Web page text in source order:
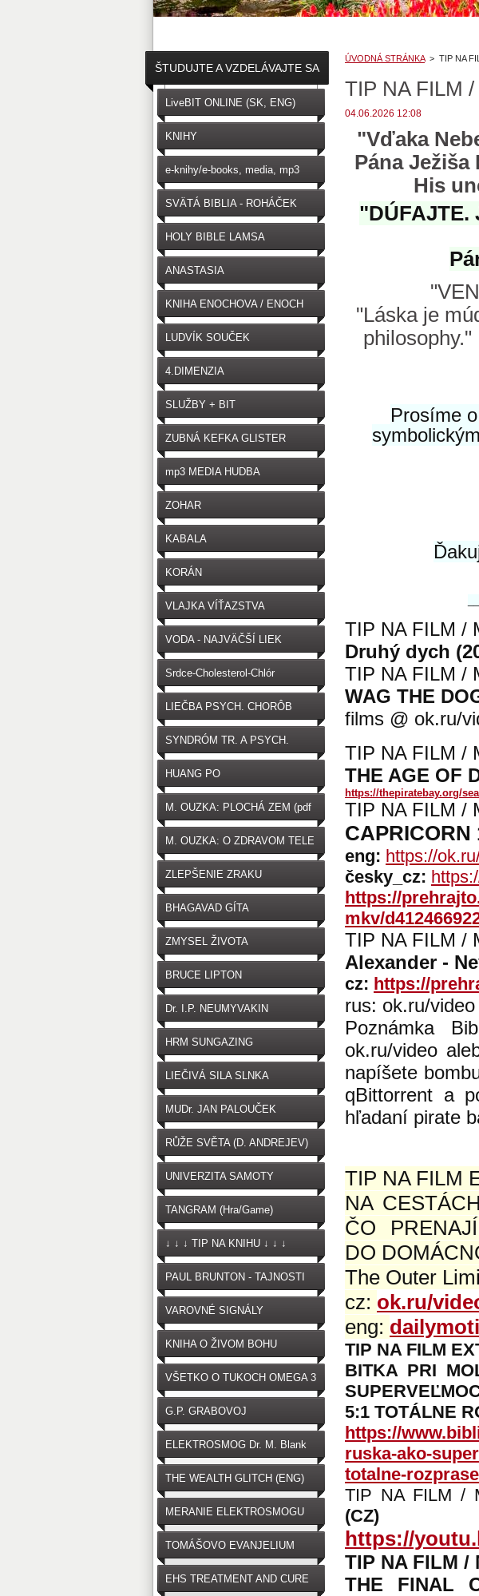
ÚVODNÁ STRÁNKA > TIP NA
TIP NA FILM
04.06.2026 12:08
"Vďaka
Pána
His
"DÚFAJTE.
"Láska je
Prosíme
symbolickým
TIP NA FILM /
Druhý dych
TIP NA FILM /
WAG THE
films @ ok.ru/
TIP NA FILM /
THE AGE OF
https://thepiratebay.org/
TIP NA FILM /
CAPRICORN
eng: https://
česky_cz:
https://
mkv/
TIP NA FILM /
Alexander -
cz: https://
rus: ok.ru/video
Poznámka
ok.ru/video
napíšete
qBittorrent a
hľadaní pirate
TIP NA FILM
NA
ČO
DO
The Outer
cz: ok.ru/
eng:
TIP NA FILM
BITKA PRI
5:1 TOTÁLNE
https://
ruska-ako-
totalne-
TIP NA FILM /
(CZ)
https://
TIP NA FILM /
THE FINAL
ŠTUDUJTE A VZDELÁVAJTE SA
LiveBIT ONLINE (SK, ENG)
KNIHY
e-knihy/e-books, media, mp3
SVÄTÁ BIBLIA - ROHÁČEK
(SK)
HOLY BIBLE LAMSA
(ENGLISH)
ANASTASIA
KNIHA ENOCHOVA / ENOCH
LUDVÍK SOUČEK
4.DIMENZIA
SLUŽBY + BIT
ZUBNÁ KEFKA GLISTER
mp3 MEDIA HUDBA
ZOHAR
KABALA
KORÁN
VLAJKA VÍŤAZSTVA
VODA - NAJVÄČŠÍ LIEK
Srdce-Cholesterol-Chlór
LIEČBA PSYCH. CHORÔB
SYNDRÓM TR. A PSYCH.
HUANG PO
M. OUZKA: PLOCHÁ ZEM (pdf
zdarma na stiahnutie)
M. OUZKA: O ZDRAVOM TELE
ZLEPŠENIE ZRAKU
BHAGAVAD GÍTA
ZMYSEL ŽIVOTA
BRUCE LIPTON
Dr. I.P. NEUMYVAKIN
HRM SUNGAZING
LIEČIVÁ SILA SLNKA
MUDr. JAN PALOUČEK
RŮŽE SVĚTA (D. ANDREJEV)
UNIVERZITA SAMOTY
TANGRAM (Hra/Game)
↓ ↓ ↓ TIP NA KNIHU ↓ ↓ ↓
PAUL BRUNTON - TAJNOSTI
VAROVNÉ SIGNÁLY
OČKOVANIA
KNIHA O ŽIVOM BOHU
VŠETKO O TUKOCH OMEGA 3
G.P. GRABOVOJ
ELEKTROSMOG Dr. M. Blank
THE WEALTH GLITCH (ENG)
MERANIE ELEKTROSMOGU
TOMÁŠOVO EVANJELIUM
EHS TREATMENT AND CURE